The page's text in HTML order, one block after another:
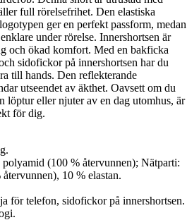
full rörelsefrihet. Den elastiska
ger en perfekt passform, medan
under rörelse. Innershortsen är
och ökad komfort. Med en bakficka
sidofickor på innershortsen har du
till hands. Den reflekterande
utseendet av äkthet. Oavsett om du
löptur eller njuter av en dag utomhus, är
för dig.
(100 % återvunnen); Nätparti:
10 % elastan.
för telefon, sidofickor på innershortsen.